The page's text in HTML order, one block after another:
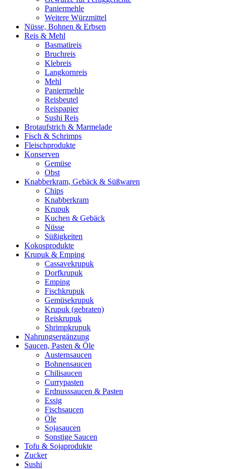
Paniermehle
Weitere Würzmittel
Nüsse, Bohnen & Erbsen
Reis & Mehl
Basmatireis
Bruchreis
Klebreis
Langkornreis
Mehl
Paniermehle
Reisbeutel
Reispapier
Sushi Reis
Brotaufstrich & Marmelade
Fisch & Schrimps
Fleischprodukte
Konserven
Gemüse
Obst
Knabberkram, Gebäck & Süßwaren
Chips
Knabberkram
Krupuk
Kuchen & Gebäck
Nüsse
Süßigkeiten
Kokosprodukte
Krupuk & Emping
Cassavekrupuk
Dorfkrupuk
Emping
Fischkrupuk
Gemüsekrupuk
Krupuk (gebraten)
Reiskrupuk
Shrimpkrupuk
Nahrungsergänzung
Saucen, Pasten & Öle
Austernsaucen
Bohnensaucen
Chilisaucen
Currypasten
Erdnusssaucen & Pasten
Essig
Fischsaucen
Öle
Sojasaucen
Sonstige Saucen
Tofu & Sojaprodukte
Zucker
Sushi